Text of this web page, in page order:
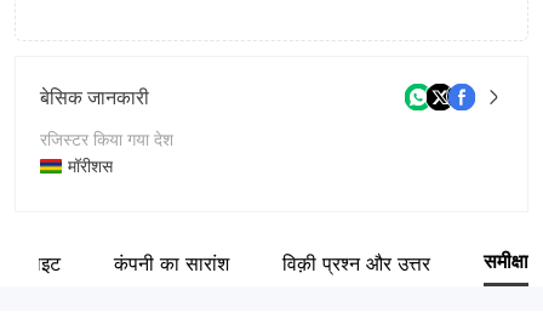
बेसिक जानकारी
रजिस्टर किया गया देश
मॉरीशस
कंपनी का नाम
वेबसाइट कंपनी का सारांश विक़ी प्रश्न और उत्तर समीक्षा